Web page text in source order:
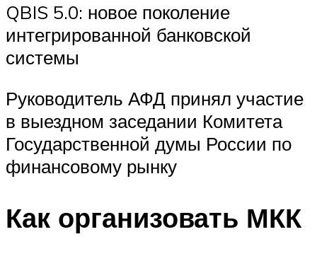
QBIS 5.0: новое поколение
интегрированной банковской
системы
Руководитель АФД принял участие
в выездном заседании Комитета
Государственной думы России по
финансовому рынку
Как организовать МКК